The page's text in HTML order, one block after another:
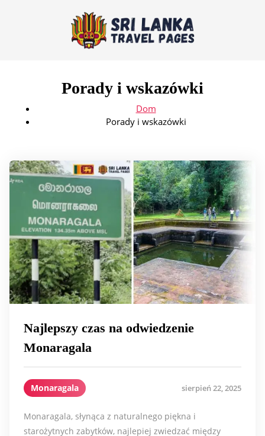
Porady i wskazówki
Dom
Porady i wskazówki
Najlepszy czas na odwiedzenie
Monaragala
Monaragala sierpień 22, 2025
Monaragala, słynąca z naturalnego piękna i
starożytnych zabytków, najlepiej zwiedzać między